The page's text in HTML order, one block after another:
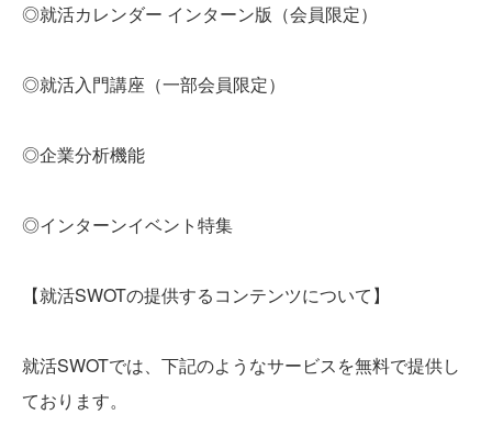
◎就活カレンダー インターン版（会員限定）
◎就活入門講座（一部会員限定）
◎企業分析機能
◎インターンイベント特集
【就活SWOTの提供するコンテンツについて】
就活SWOTでは、下記のようなサービスを無料で提供し
ております。